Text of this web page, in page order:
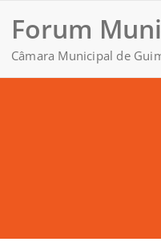
Forum
Câmara Municipal de